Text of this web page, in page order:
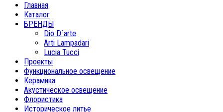
Главная
Каталог
БРЕНДЫ
Dio D`arte
Arti Lampadari
Lucia Tucci
Проекты
Функциональное освещение
Керамика
Акустическое освещение
Флористика
Историческое литье